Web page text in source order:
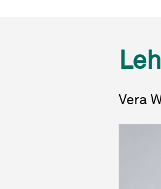
Vera